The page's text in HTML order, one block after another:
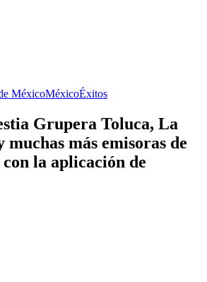
MéxicoMéxicoÉxitos
Grupera Toluca, La
más emisoras de
la aplicación de